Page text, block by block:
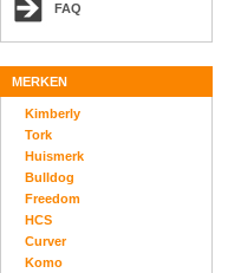
FAQ
MERKEN
Kimberly
Tork
Huismerk
Bulldog
Freedom
HCS
Curver
Komo